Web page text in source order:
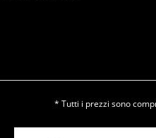
* Tutti i prezzi sono